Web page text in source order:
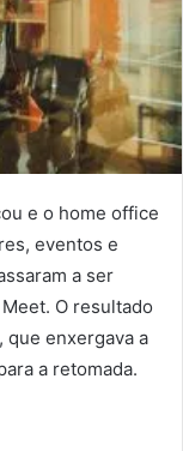
e o home office
eventos e
a ser
O resultado
, que enxergava a
a retomada.